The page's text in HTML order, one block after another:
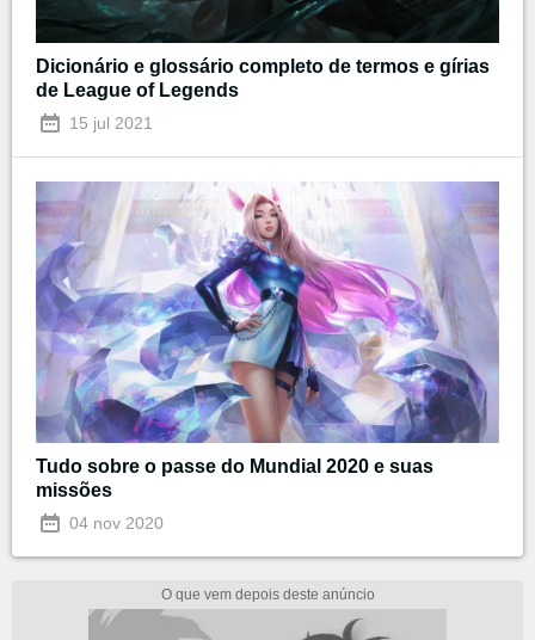
Dicionário e glossário completo de termos e gírias
de League of Legends
15 jul 2021
Tudo sobre o passe do Mundial 2020 e suas
missões
04 nov 2020